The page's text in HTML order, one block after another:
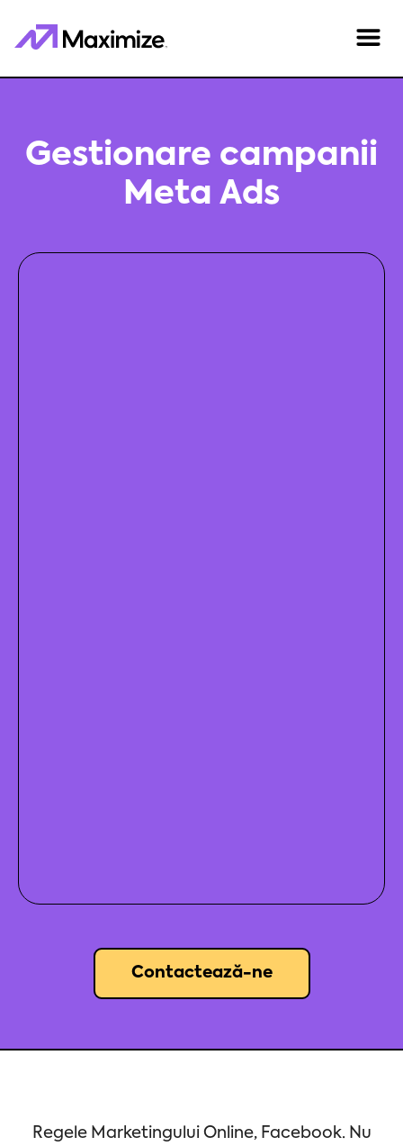
Gestionare campanii
Meta Ads
Contactează-ne
Regele Marketingului Online, Facebook. Nu